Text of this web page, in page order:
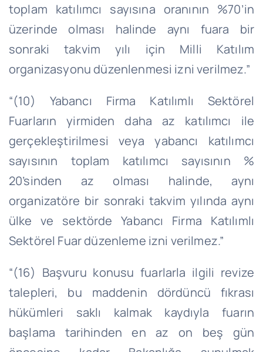
toplam katılımcı sayısına oranının %70’in
üzerinde olması halinde aynı fuara bir
sonraki takvim yılı için Milli Katılım
organizasyonu düzenlenmesi izni verilmez.”
“(10) Yabancı Firma Katılımlı Sektörel
Fuarların yirmiden daha az katılımcı ile
gerçekleştirilmesi veya yabancı katılımcı
sayısının toplam katılımcı sayısının %
20’sinden az olması halinde, aynı
organizatöre bir sonraki takvim yılında aynı
ülke ve sektörde Yabancı Firma Katılımlı
Sektörel Fuar düzenleme izni verilmez.”
“(16) Başvuru konusu fuarlarla ilgili revize
talepleri, bu maddenin dördüncü fıkrası
hükümleri saklı kalmak kaydıyla fuarın
başlama tarihinden en az on beş gün